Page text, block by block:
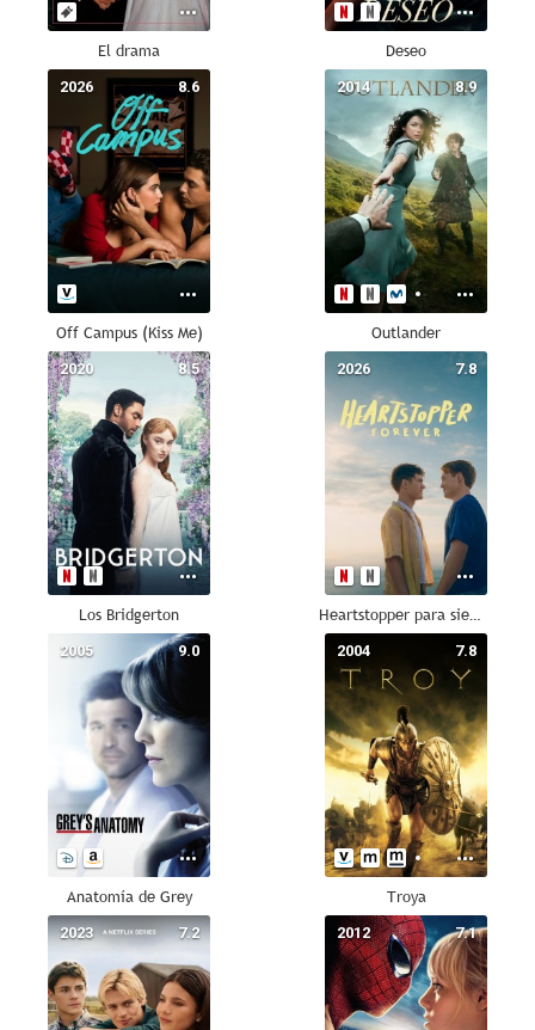
El drama Deseo
8.6
2026
Off Campus (Kiss Me)
8.9
2014
Outlander
8.5
2020
Los Bridgerton
7.8
2026
Heartstopper para siempre
9.0
2005
Anatomía de Grey
7.8
2004
Troya
7.2
2023 7.1
2012